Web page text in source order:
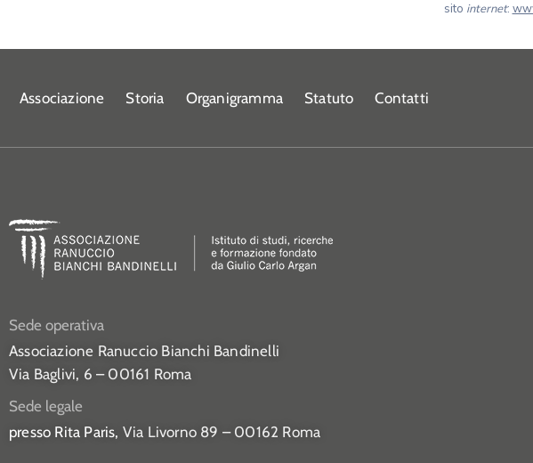
sito internet:
Associazione Storia Organigramma Statuto Contatti
Sede operativa
Associazione Ranuccio Bianchi Bandinelli
Via Baglivi, 6 – 00161 Roma
Sede legale
presso Rita Paris, Via Livorno 89 – 00162 Roma